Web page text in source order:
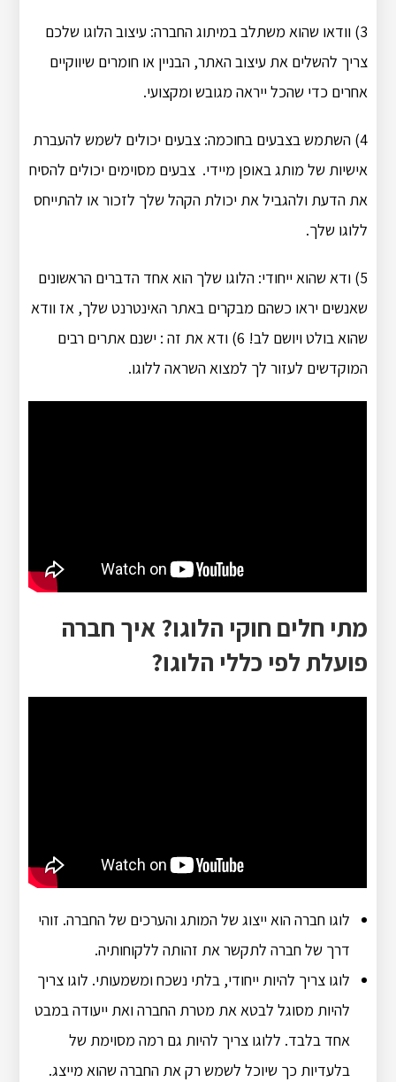
3) וודאו שהוא משתלב במיתוג החברה: עיצוב הלוגו שלכם
צריך להשלים את עיצוב האתר, הבניין או חומרים שיווקיים
אחרים כדי שהכל ייראה מגובש ומקצועי.
4) השתמש בצבעים בחוכמה: צבעים יכולים לשמש להעברת
אישיות של מותג באופן מיידי. צבעים מסוימים יכולים להסיח
את הדעת ולהגביל את יכולת הקהל שלך לזכור או להתייחס
ללוגו שלך.
5) ודא שהוא ייחודי: הלוגו שלך הוא אחד הדברים הראשונים
שאנשים יראו כשהם מבקרים באתר האינטרנט שלך, אז וודא
שהוא בולט ויושם לב! 6) ודא את זה : ישנם אתרים רבים
המוקדשים לעזור לך למצוא השראה ללוגו.
מתי חלים חוקי הלוגו? איך חברה
פועלת לפי כללי הלוגו?
לוגו חברה הוא ייצוג של המותג והערכים של החברה. זוהי
דרך של חברה לתקשר את זהותה ללקוחותיה.
לוגו צריך להיות ייחודי, בלתי נשכח ומשמעותי. לוגו צריך
להיות מסוגל לבטא את מטרת החברה ואת ייעודה במבט
אחד בלבד. ללוגו צריך להיות גם רמה מסוימת של
בלעדיות כך שיוכל לשמש רק את החברה שהוא מייצג.